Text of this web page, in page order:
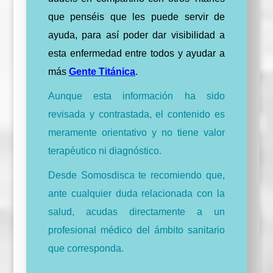
que penséis que les puede servir de
ayuda, para así poder dar visibilidad a
esta enfermedad entre todos y ayudar a
más Gente Titánica.
Aunque esta información ha sido
revisada y contrastada, el contenido es
meramente orientativo y no tiene valor
terapéutico ni diagnóstico.
Desde Somosdisca te recomiendo que,
ante cualquier duda relacionada con la
salud, acudas directamente a un
profesional médico del ámbito sanitario
que corresponda.